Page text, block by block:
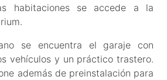
habitaciones se accede a la
se encuentra el garaje con
vehículos y un práctico trastero.
además de preinstalación para